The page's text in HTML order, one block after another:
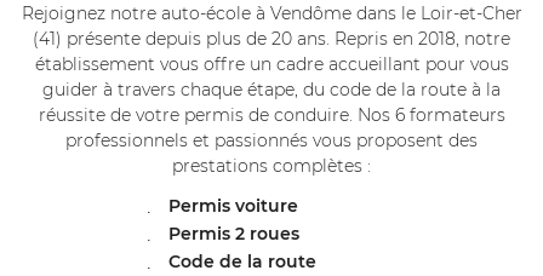
Rejoignez notre auto-école à Vendôme dans le Loir-et-Cher
(41) présente depuis plus de 20 ans. Repris en 2018, notre
établissement vous offre un cadre accueillant pour vous
guider à travers chaque étape, du code de la route à la
réussite de votre permis de conduire. Nos 6 formateurs
professionnels et passionnés vous proposent des
prestations complètes :
Permis voiture
Permis 2 roues
Code de la route